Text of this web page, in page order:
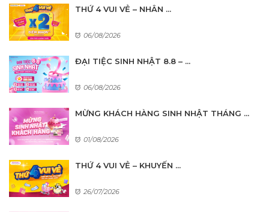
THỨ 4 VUI VẺ – NHÂN ...
06/08/2026
ĐẠI TIỆC SINH NHẬT 8.8 – ...
06/08/2026
MỪNG KHÁCH HÀNG SINH NHẬT THÁNG ...
01/08/2026
THỨ 4 VUI VẺ – KHUYẾN ...
26/07/2026